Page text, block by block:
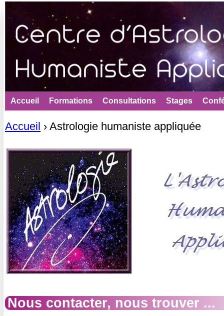
Vous êtes ici
Accueil › Astrologie humaniste appliquée
Nous contacter, nous trouver ...
Accueil Formations Consultations Stages